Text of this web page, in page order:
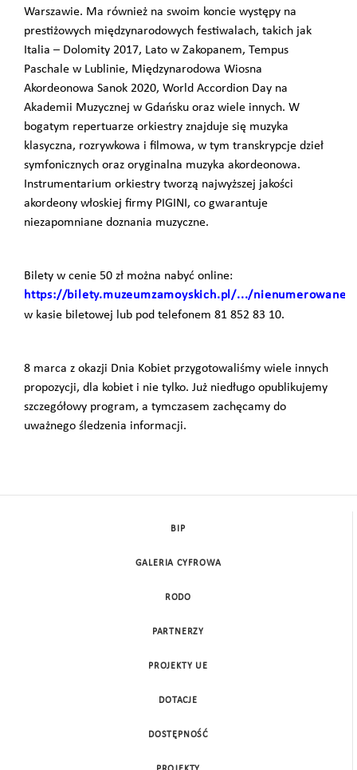
Warszawie. Ma również na swoim koncie występy na
prestiżowych międzynarodowych festiwalach, takich jak
Italia – Dolomity 2017, Lato w Zakopanem, Tempus
Paschale w Lublinie, Międzynarodowa Wiosna
Akordeonowa Sanok 2020, World Accordion Day na
Akademii Muzycznej w Gdańsku oraz wiele innych. W
bogatym repertuarze orkiestry znajduje się muzyka
klasyczna, rozrywkowa i filmowa, w tym transkrypcje dzieł
symfonicznych oraz oryginalna muzyka akordeonowa.
Instrumentarium orkiestry tworzą najwyższej jakości
akordeony włoskiej firmy PIGINI, co gwarantuje
niezapomniane doznania muzyczne.
Bilety w cenie 50 zł można nabyć online:
https://bilety.muzeumzamoyskich.pl/.../
w kasie biletowej lub pod telefonem 81 852 83 10.
8 marca z okazji Dnia Kobiet przygotowaliśmy wiele innych
propozycji, dla kobiet i nie tylko. Już niedługo opublikujemy
szczegółowy program, a tymczasem zachęcamy do
uważnego śledzenia informacji.
BIP
GALERIA CYFROWA
RODO
PARTNERZY
PROJEKTY UE
DOTACJE
DOSTĘPNOŚĆ